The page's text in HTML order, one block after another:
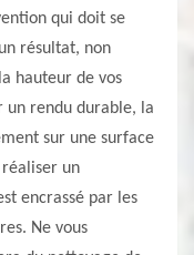
qui doit se
résultat, non
hauteur de vos
un rendu durable, la
sur une surface
réaliser un
encrassé par les
Ne vous